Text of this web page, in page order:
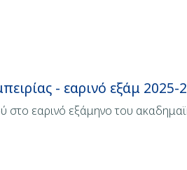
- εαρινό εξάμ 2025-
εαρινό εξάμηνο του